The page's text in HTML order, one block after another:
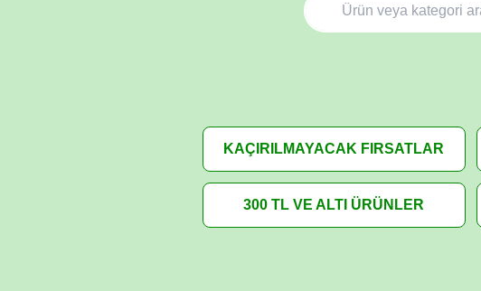
KAÇIRILMAYACAK FIRSATLAR
300 TL VE ALTI ÜRÜNLER